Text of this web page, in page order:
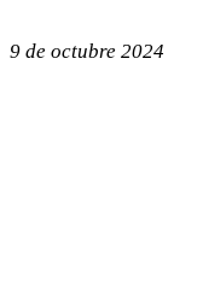
9 de octubre 2024